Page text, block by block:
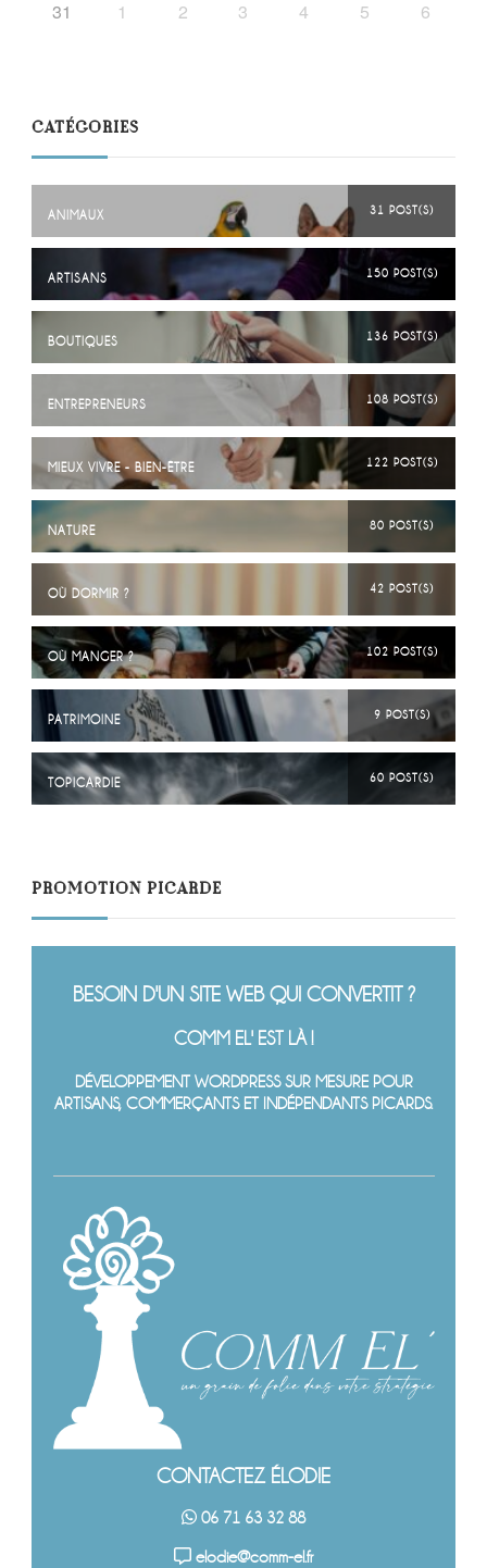
31 1 2 3 4 5 6
CATÉGORIES
ANIMAUX 31 POST(S)
ARTISANS 150 POST(S)
BOUTIQUES 136 POST(S)
ENTREPRENEURS 108 POST(S)
MIEUX VIVRE - BIEN-ÊTRE 122 POST(S)
NATURE 80 POST(S)
OÙ DORMIR ? 42 POST(S)
OÙ MANGER ? 102 POST(S)
PATRIMOINE 9 POST(S)
TOPICARDIE 60 POST(S)
PROMOTION PICARDE
BESOIN D'UN SITE WEB QUI CONVERTIT ?
COMM EL' EST LÀ !
DÉVELOPPEMENT WORDPRESS SUR MESURE POUR
ARTISANS, COMMERÇANTS ET INDÉPENDANTS PICARDS.
CONTACTEZ ÉLODIE
06 71 63 32 88
elodie@comm-el.fr